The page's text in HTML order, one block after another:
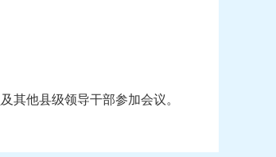
其他县级领导干部参加会议。